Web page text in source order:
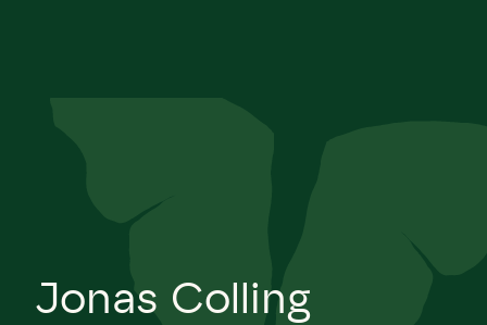
Jonas Colling